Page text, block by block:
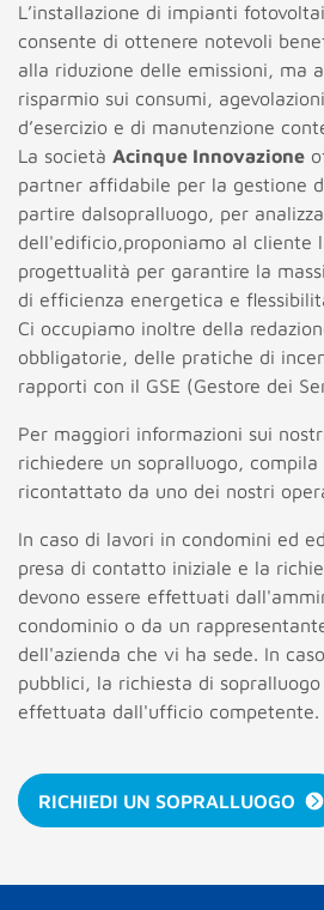
L’installazione di impianti
consente di ottenere notevoli
alla riduzione delle emissioni, ma
risparmio sui consumi,
d’esercizio e di manutenzione
La società Acinque Innovazione
partner affidabile per la gestione
partire dalsopralluogo, per
dell'edificio,proponiamo al cliente
progettualità per garantire la
di efficienza energetica e
Ci occupiamo inoltre della
obbligatorie, delle pratiche di
rapporti con il GSE (Gestore dei
Per maggiori informazioni sui
richiedere un sopralluogo,
ricontattato da uno dei nostri
In caso di lavori in condomini ed
presa di contatto iniziale e la
devono essere effettuati
condominio o da un
dell'azienda che vi ha sede. In
pubblici, la richiesta di sopralluogo
effettuata dall'ufficio competente.
RICHIEDI UN SOPRALLUOGO